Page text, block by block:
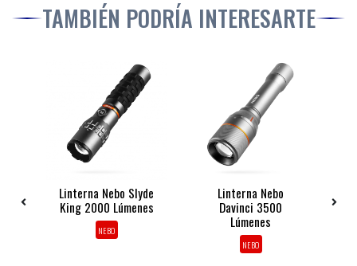
TAMBIÉN PODRÍA INTERESARTE
Linterna Nebo Slyde
King 2000 Lúmenes
NEBO
Linterna Nebo
Davinci 3500
Lúmenes
NEBO